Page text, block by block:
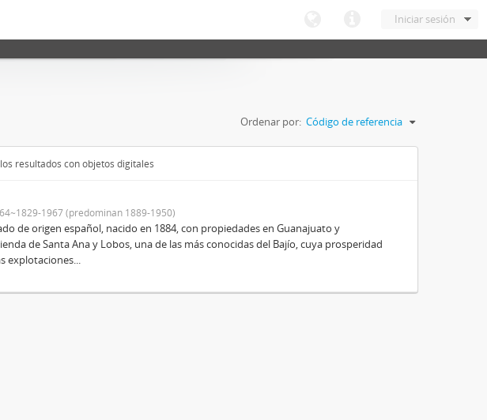
Iniciar sesión
Ordenar por: Código de referencia
resultados con objetos digitales
1967 (predominan 1889-1950)
de origen español, nacido en 1884, con propiedades en Guanajuato y
de Santa Ana y Lobos, una de las más conocidas del Bajío, cuya prosperidad
explotaciones...